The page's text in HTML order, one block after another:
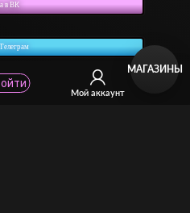
в ВК
Мой аккаунт
МАГАЗИНЫ